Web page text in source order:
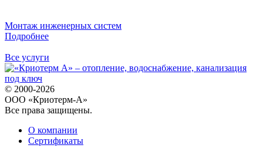
Монтаж инженерных систем
Подробнее
Все услуги
© 2000-2026
ООО «Криотерм-А»
Все права защищены.
О компании
Сертификаты